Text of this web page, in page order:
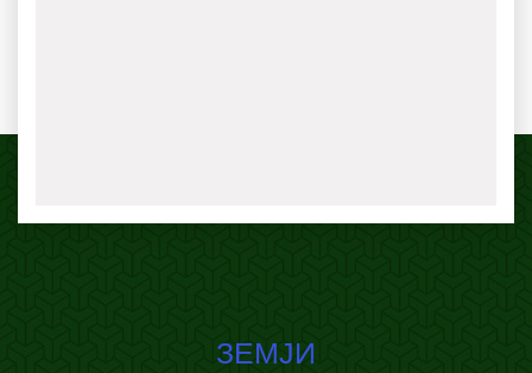
ЗЕМЈИ